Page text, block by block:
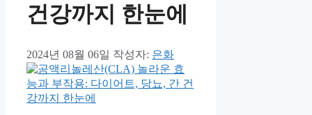
건강까지 한눈에
2024년 08월 06일 작성자: 은화